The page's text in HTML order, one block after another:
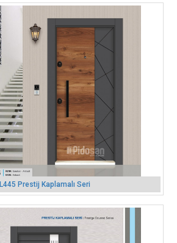
L445 Prestij Kaplamalı Seri